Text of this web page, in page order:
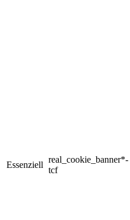
Essenziell
real_cookie_banner*-
tcf